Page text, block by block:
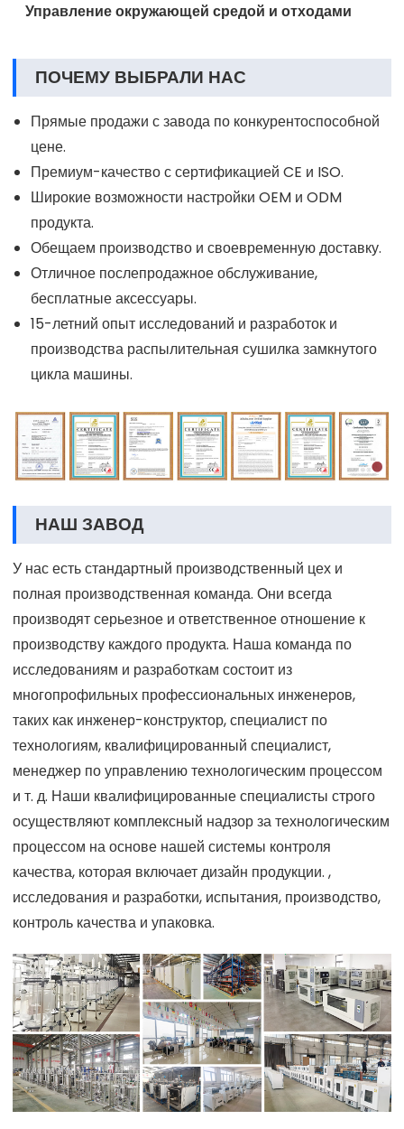
Управление окружающей средой и отходами
ПОЧЕМУ ВЫБРАЛИ НАС
Прямые продажи с завода по конкурентоспособной
цене.
Премиум-качество с сертификацией CE и ISO.
Широкие возможности настройки OEM и ODM
продукта.
Обещаем производство и своевременную доставку.
Отличное послепродажное обслуживание,
бесплатные аксессуары.
15-летний опыт исследований и разработок и
производства распылительная сушилка замкнутого
цикла машины.
НАШ ЗАВОД
У нас есть стандартный производственный цех и
полная производственная команда. Они всегда
производят серьезное и ответственное отношение к
производству каждого продукта. Наша команда по
исследованиям и разработкам состоит из
многопрофильных профессиональных инженеров,
таких как инженер-конструктор, специалист по
технологиям, квалифицированный специалист,
менеджер по управлению технологическим процессом
и т. д. Наши квалифицированные специалисты строго
осуществляют комплексный надзор за технологическим
процессом на основе нашей системы контроля
качества, которая включает дизайн продукции. ,
исследования и разработки, испытания, производство,
контроль качества и упаковка.